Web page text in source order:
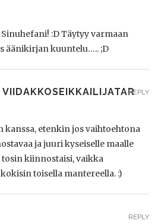
:D Täytyy varmaan
äänikirjan kuuntelu….. ;D
kanssa, etenkin jos vaihtoehtona
ja juuri kyseiselle maalle
tosin kiinnostaisi, vaikka
toisella mantereella. :)
REPLY
REPLY